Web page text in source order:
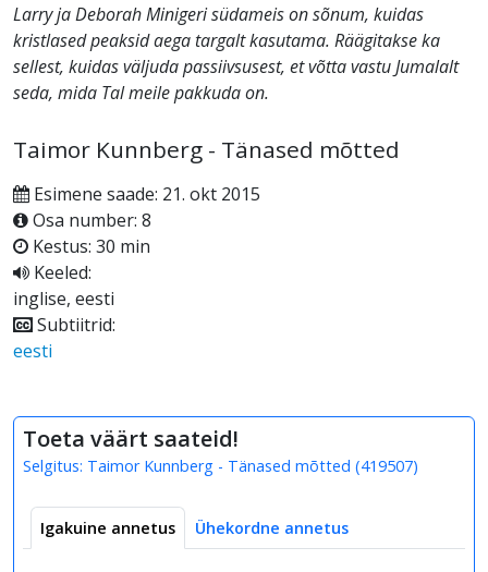
Larry ja Deborah Minigeri südameis on sõnum, kuidas
kristlased peaksid aega targalt kasutama. Räägitakse ka
sellest, kuidas väljuda passiivsusest, et võtta vastu Jumalalt
seda, mida Tal meile pakkuda on.
Taimor Kunnberg - Tänased mõtted
Esimene saade: 21. okt 2015
Osa number: 8
Kestus: 30 min
Keeled:
inglise, eesti
Subtiitrid:
eesti
Toeta väärt saateid!
Selgitus: Taimor Kunnberg - Tänased mõtted (419507)
Igakuine annetus Ühekordne annetus